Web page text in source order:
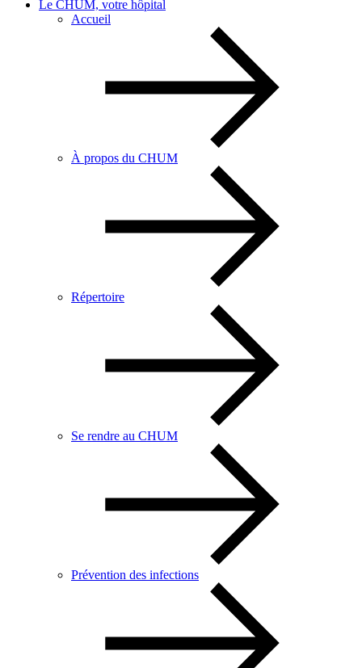
Le CHUM, votre hôpital
Accueil
À propos du CHUM
Répertoire
Se rendre au CHUM
Prévention des infections